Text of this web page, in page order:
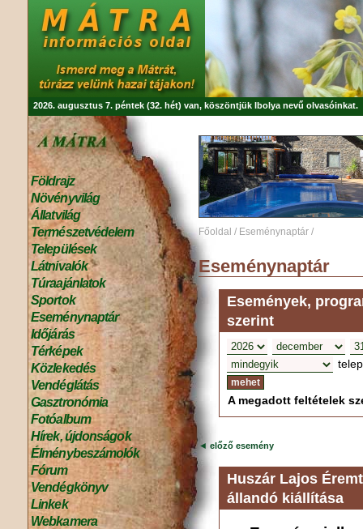
2026. augusztus 7. péntek (32. hét) van, köszöntjük Ibolya nevű olvasóinkat.
Földrajz
Növényvilág
Állatvilág
Természetvédelem
Települések
Látnivalók
Túraajánlatok
Sportok
Eseménynaptár
Időjárás
Térképek
Közlekedés
Vendéglátás
Gasztronómia
Fotóalbum
Hírek, újdonságok
Élménybeszámolók
Fórum
Vendégkönyv
Linkek
Webkamera
Főoldal / Eseménynaptár /
Eseménynaptár
Események,
szerint
A megadott feltételek
◄ előző esemény
Huszár Lajos
állandó kiállítása